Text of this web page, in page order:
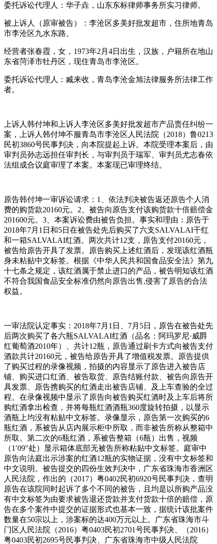
委托诉讼代理人：华子垚，山东东标律师事务所实习律师。
被上诉人（原审被告）：李沧区多美好批发超市，住所地青岛
市李沧区九水东路。
经营者张春霞，女，1973年2月4日出生，汉族，户籍所在地山
东省菏泽市牡丹区，现住青岛市李沧区。
委托诉讼代理人：臧来收，青岛李沧金旭法律服务所法律工作
者。
上诉人韩付坤和上诉人李沧区多美好批发超市产品责任纠纷一
案，上诉人韩付坤不服青岛市李沧区人民法院（2018）鲁0213
民初3860号民事判决，向本院提起上诉。本院受理本案后，由
审判员孙志远担任审判长，与审判员于瑞军、审判员尤志春依
法组成合议庭审理了本案。本案现已审理终结。
原告韩付坤一审诉讼请求：1、依法判决被告返还原告个人消
费的购货款20160元。2、被告向原告支付该购货款十倍赔偿金
201600元。3、本案诉讼费由被告负担。事实和理由：原告于
2018年7月1日和5日在被告处先后购买了六支SALVALAI干红
和一箱SALVALAI红酒。两次共计12支，原告支付20160元，
被告给原告开具了发票。原告购买上述红酒后，发现该红酒瓶
身未粘贴中文标签。根据《中华人民共和国食品安全法》第九
十七条之规定，该红酒属于禁止进口的产品，被告明知该红酒
不符合我国食品安全标准仍然向原告出售,侵害了原告的合法
权益。
一审法院认定事实：2018年7月1日、7月5日，原告在被告处先
后两次购买了各六瓶SALVALAI红酒（品名：阿玛罗尼·威爵
红葡萄酒2010年）、共计12瓶，原告通过刷卡方式向被告支付
酒款共计20160元，被告给原告开具了增值税发票。原告提供
了购买过程的录像视频，拍摄的内容显示了原告进入被告店
铺、购买进口红酒、被告取货、原告结账付款、被告向原告开
具发票、原告携购买的红酒走出被告店铺、及上车查验的全过
程。在录像视频中显示了原告向被告购买红酒时及上车后将所
购红酒拿出检查，并将每瓶红酒酒瓶360度旋转拍摄，以显示
酒瓶上均没有粘贴中文标签。录像显示，原告第一次购买的6
瓶红酒，系被告从店内展示柜中所取，而非被告所称从整箱中
所取。第二次的6瓶红酒，系被告整箱（6瓶）出售，视频
（1′09″处）显示箱体底部无被告所称粘贴中文标签。庭审中
原告向法庭出示涉案的红酒12瓶的实物证据，没有中文标签和
中文说明。被告提交的四份生效判决中，广东省珠海市香洲区
人民法院，作出的（2017）粤0402民初6920号民事判决，查明
原告在该院同时起诉了多个不同的被告，且均是以所购产品没
有中文标签为由要求被告退还货款并支付货款十倍的赔偿，原
告在多个案件中提交的证据形式也基本一致，据统计该批案件
数量在50宗以上，涉案标的达400万元以上。广东省珠海市斗
门区人民法院（2016）粤0403民初2701号民事判决、（2016）
粤0403民初2695号民事判决、广东省珠海市中级人民法院